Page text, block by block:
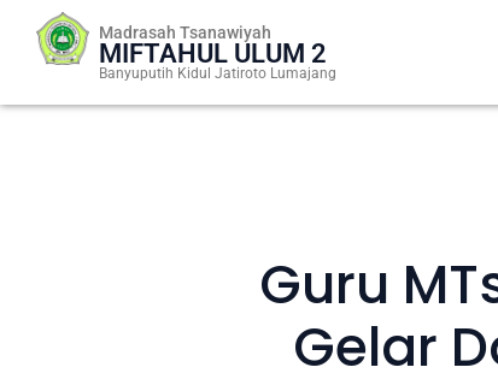
Madrasah Tsanawiyah
MIFTAHUL ULUM 2
Banyuputih Kidul Jatiroto Lumajang
Guru
Gelar